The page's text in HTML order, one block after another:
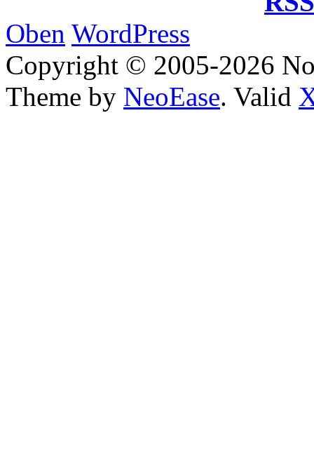
Oben WordPress
Copyright © 2005-2026
Theme by NeoEase. Valid